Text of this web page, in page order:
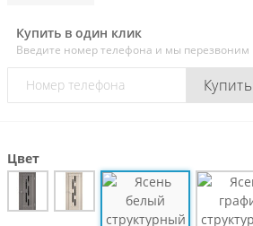
Купить в один клик
Введите номер телефона и мы перезвоним
Купить
Цвет